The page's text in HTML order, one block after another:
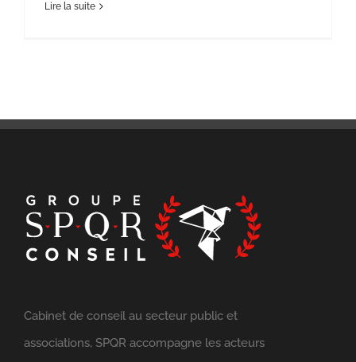
Lire la suite
Cabinet de conseil au secteur public et
associations, SPQR accompagne les acteurs